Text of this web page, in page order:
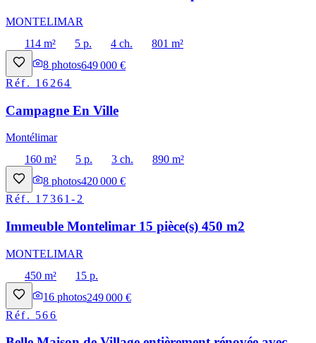
MONTELIMAR
114 m²
5 p. 4 ch.
801 m²
8 photos649 000 €
Réf. 16264
Campagne En Ville
Montélimar
160 m²
5 p. 3 ch.
890 m²
8 photos420 000 €
Réf. 17361-2
Immeuble Montelimar 15 pièce(s) 450 m2
MONTELIMAR
450 m²
15 p.
16 photos249 000 €
Réf. 566